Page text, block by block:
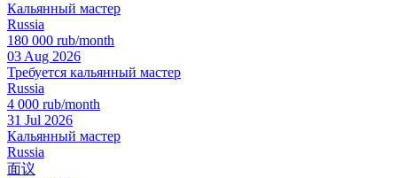
Кальянный мастер
Russia
180 000 rub/month
03 Aug 2026
Требуется кальянный мастер
Russia
4 000 rub/month
31 Jul 2026
Кальянный мастер
Russia
面议